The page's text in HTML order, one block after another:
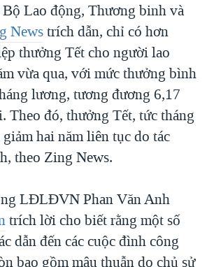
Lao động, Thương binh và
Newstrích dẫn, chỉ có hơn
thưởng Tết cho người lao
vừa qua, với mức thưởng bình
lương, tương đương 6,17
Theo đó, thưởng Tết, tức tháng
hai năm liên tục do tác
theo Zing News.
LĐLĐVN Phan Văn Anh
trích lời cho biết rằng một số
dẫn đến các cuộc đình công
bao gồm mâu thuẫn do chủ sử